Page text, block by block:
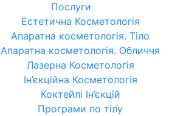
Послуги
Естетична Косметологія
Апаратна косметологія. Тіло
Апаратна косметологія. Обличчя
Лазерна Косметологія
Ін’єкційна Косметологія
Коктейлі Ін’єкцій
Програми по тілу